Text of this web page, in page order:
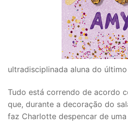
ultradisciplinada aluna do
Tudo está correndo de acordo
que, durante a decoração do
faz Charlotte despencar de